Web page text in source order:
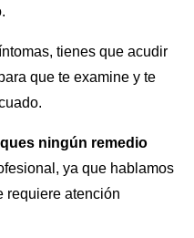
tienes que acudir
que te examine y te
ningún remedio
ya que hablamos
requiere atención